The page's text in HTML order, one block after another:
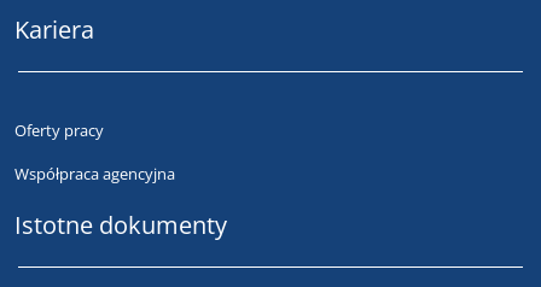
Kariera
Oferty pracy
Współpraca agencyjna
Istotne dokumenty